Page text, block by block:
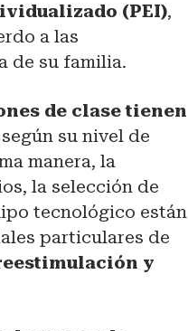
(PEI),
a las
de su familia.
de clase tienen
su nivel de
manera, la
la selección de
tecnológico están
particulares de
y